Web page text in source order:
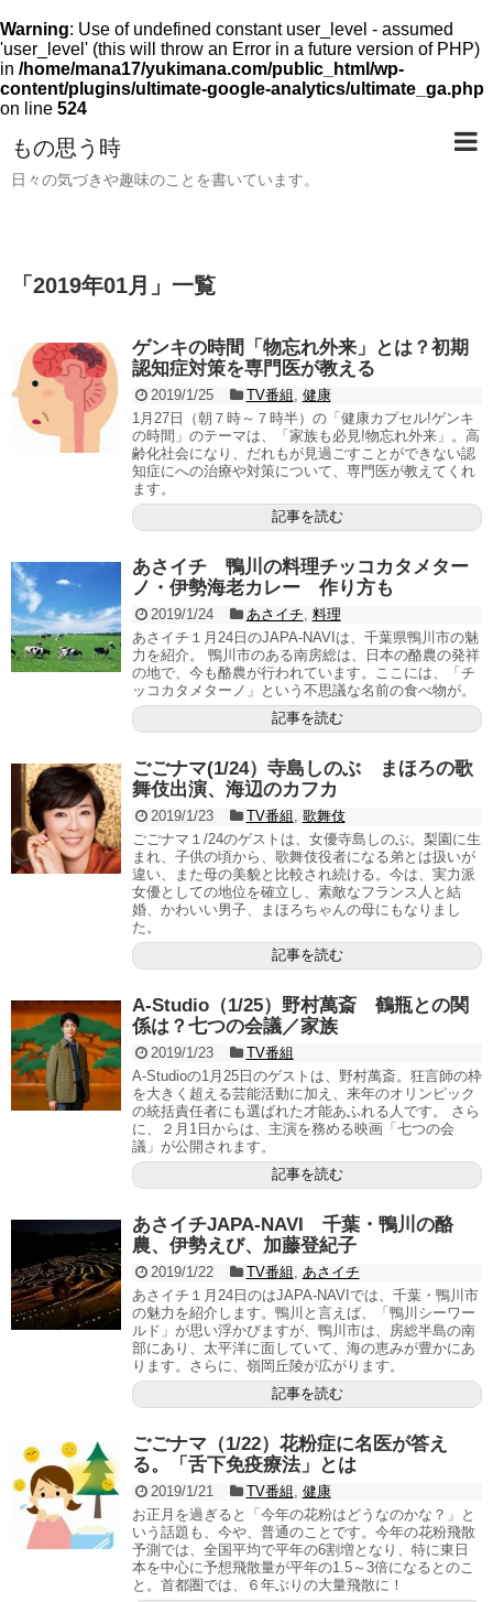
Warning: Use of undefined constant user_level - assumed
'user_level' (this will throw an Error in a future version of PHP)
in /home/mana17/yukimana.com/public_html/wp-
content/plugins/ultimate-google-analytics/ultimate_ga.php
on line 524
もの思う時
日々の気づきや趣味のことを書いています。
「 2019年01月 」 一覧
ゲンキの時間「物忘れ外来」とは？初期
認知症対策を専門医が教える
2019/1/25 TV番組
健康
1月27日（朝７時～７時半）の「健康カプセル!ゲンキ
の時間」のテーマは、「家族も必見!物忘れ外来」。高
齢化社会になり、だれもが見過ごすことができない認
知症にへの治療や対策について、専門医が教えてくれ
ます。
記事を読む
あさイチ 鴨川の料理チッコカタメター
ノ・伊勢海老カレー 作り方も
2019/1/24 あさイチ 料理
あさイチ１月24日のJAPA-NAVIは、千葉県鴨川市の魅
力を紹介。 鴨川市のある南房総は、日本の酪農の発祥
の地で、今も酪農が行われています。ここには、「チ
ッコカタメターノ」という不思議な名前の食べ物が。
記事を読む
ごごナマ(1/24）寺島しのぶ まほろの歌
舞伎出演、海辺のカフカ
2019/1/23 TV番組
歌舞伎
ごごナマ１/24のゲストは、女優寺島しのぶ。梨園に生
まれ、子供の頃から、歌舞伎役者になる弟とは扱いが
違い、また母の美貌と比較され続ける。今は、実力派
女優としての地位を確立し、素敵なフランス人と結
婚、かわいい男子、まほろちゃんの母にもなりまし
た。
記事を読む
A-Studio（1/25）野村萬斎 鶴瓶との関
係は？七つの会議／家族
2019/1/23
TV番組
A-Studioの1月25日のゲストは、野村萬斎。狂言師の枠
を大きく超える芸能活動に加え、来年のオリンピック
の統括責任者にも選ばれた才能あふれる人です。 さら
に、２月1日からは、主演を務める映画「七つの会
議」が公開されます。
記事を読む
あさイチJAPA-NAVI 千葉・鴨川の酪
農、伊勢えび、加藤登紀子
2019/1/22 TV番組
あさイチ
あさイチ１月24日のはJAPA-NAVIでは、千葉・鴨川市
の魅力を紹介します。鴨川と言えば、「鴨川シーワー
ルド」が思い浮かびますが、鴨川市は、房総半島の南
部にあり、太平洋に面していて、海の恵みが豊かにあ
ります。さらに、嶺岡丘陵が広がります。
記事を読む
ごごナマ（1/22）花粉症に名医が答え
る。「舌下免疫療法」とは
2019/1/21 TV番組
健康
お正月を過ぎると「今年の花粉はどうなのかな？」と
いう話題も、今や、普通のことです。今年の花粉飛散
予測では、全国平均で平年の6割増となり、特に東日
本を中心に予想飛散量が平年の1.5～3倍になるとのこ
と。首都圏では、６年ぶりの大量飛散に！